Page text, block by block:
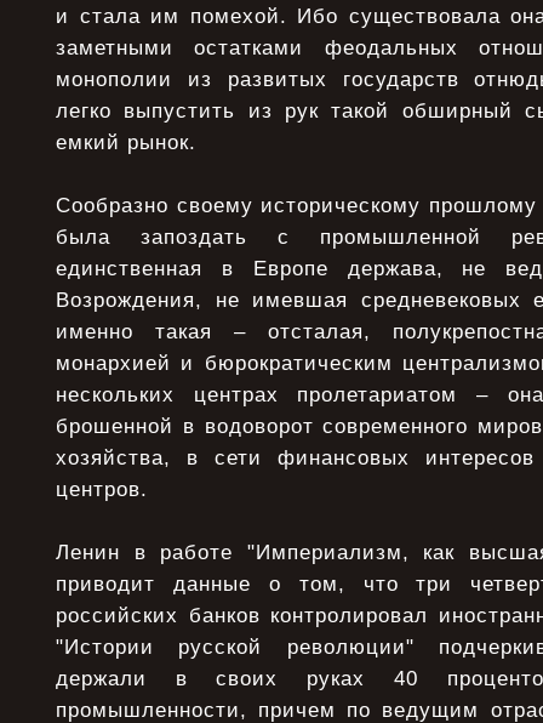
и стала им помехой. Ибо существовала
заметными остатками феодальных
монополии из развитых государств
легко выпустить из рук такой обширный
емкий рынок.
Сообразно своему историческому
была запоздать с промышленной
единственная в Европе держава, не
Возрождения, не имевшая средневековых
именно такая – отсталая,
монархией и бюрократическим
нескольких центрах пролетариатом –
брошенной в водоворот современного
хозяйства, в сети финансовых интересов
центров.
Ленин в работе "Империализм, как
приводит данные о том, что три
российских банков контролировал
"Истории русской революции"
держали в своих руках 40
промышленности, причем по ведущим